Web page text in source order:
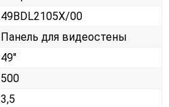
49BDL2105X/00
Панель для видеостены
49"
500
3,5